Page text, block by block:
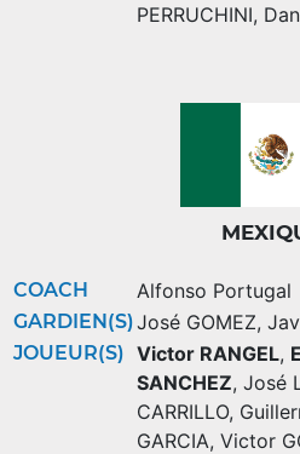
PERRUCHINI,
COACH Alfonso Portugal
GARDIEN(S)José GOMEZ,
JOUEUR(S) Victor RANGEL,
SANCHEZ, José
CARRILLO,
GARCIA, Victor